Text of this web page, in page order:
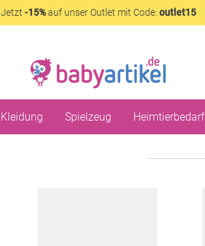
Jetzt -15%auf unser Outlet mit Code: outlet15
Kleidung Spielzeug Heimtierbedarf